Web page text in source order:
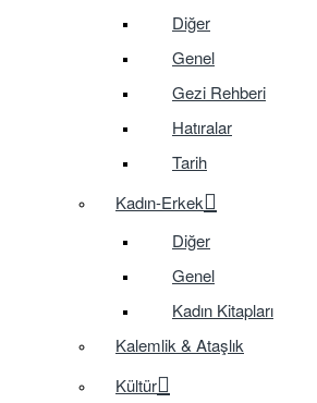
Diğer
Genel
Gezi Rehberi
Hatıralar
Tarih
Kadın-Erkek
Diğer
Genel
Kadın Kitapları
Kalemlik & Ataşlık
Kültür